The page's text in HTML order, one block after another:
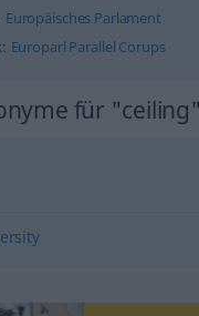
Europäisches Parlament
Europarl Parallel Corups
für "ceiling"